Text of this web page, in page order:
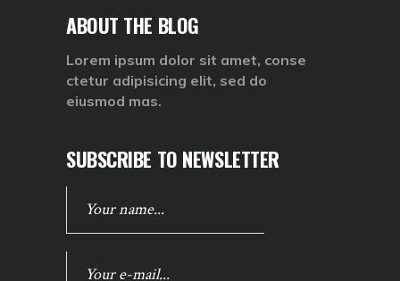
ABOUT THE BLOG
Lorem ipsum dolor sit amet, conse
ctetur adipisicing elit, sed do
eiusmod mas.
SUBSCRIBE TO NEWSLETTER